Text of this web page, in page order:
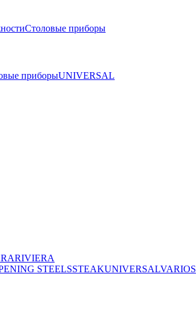
Столовые приборы
приборыUNIVERSAL
RIVIERA
STEELSSTEAKUNIVERSALVARIOS